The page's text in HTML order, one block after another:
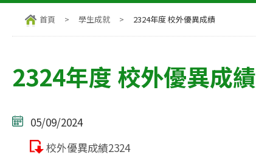
首頁 > 學生成就 > 2324年度 校外優異成績
2324年度 校外優異成績
05/09/2024
校外優異成績2324